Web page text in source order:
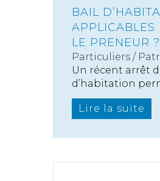
BAIL
APPLICABLES
LE PRENEUR ?
Particuliers /
Un récent arrêt
d’habitation
Lire la suite